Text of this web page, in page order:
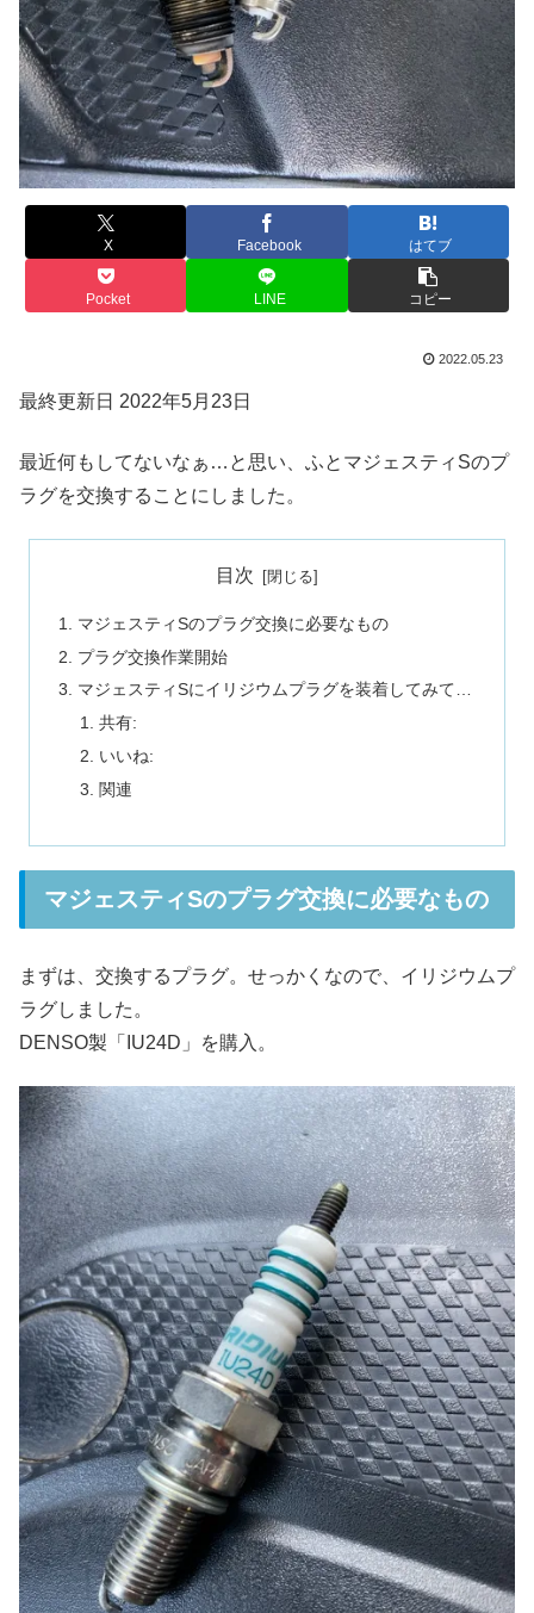
X Facebook はてブ
Pocket LINE コピー
2022.05.23
最終更新日 2022年5月23日
最近何もしてないなぁ…と思い、ふとマジェスティSのプ
ラグを交換することにしました。
目次
マジェスティSのプラグ交換に必要なもの
プラグ交換作業開始
マジェスティSにイリジウムプラグを装着してみて…
共有:
いいね:
関連
マジェスティSのプラグ交換に必要なもの
まずは、交換するプラグ。せっかくなので、イリジウムプ
ラグしました。
DENSO製「IU24D」を購入。